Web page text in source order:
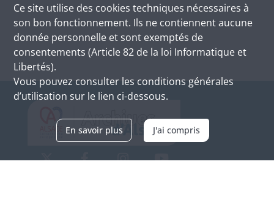
Ce site utilise des cookies techniques nécessaires à
son bon fonctionnement. Ils ne contiennent aucune
donnée personnelle et sont exemptés de
consentements (Article 82 de la loi Informatique et
Libertés).
Vous pouvez consulter les conditions générales
d’utilisation sur le lien ci-dessous.
En savoir plus J'ai compris